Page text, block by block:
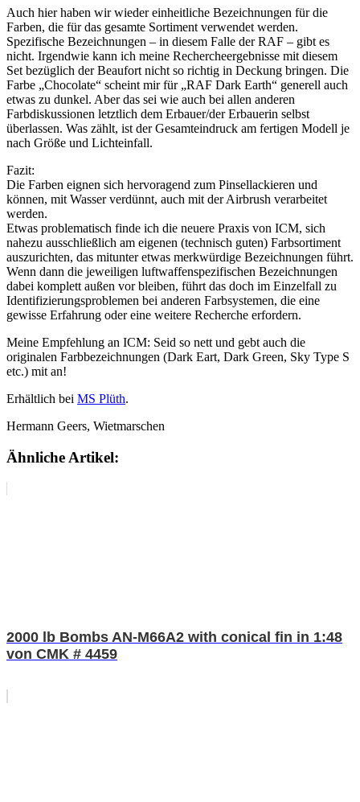
Auch hier haben wir wieder einheitliche Bezeichnungen für die
Farben, die für das gesamte Sortiment verwendet werden.
Spezifische Bezeichnungen – in diesem Falle der RAF – gibt es
nicht. Irgendwie kann ich meine Rechercheergebnisse mit diesem
Set bezüglich der Beaufort nicht so richtig in Deckung bringen. Die
Farbe „Chocolate“ scheint mir für „RAF Dark Earth“ generell auch
etwas zu dunkel. Aber das sei wie auch bei allen anderen
Farbdiskussionen letztlich dem Erbauer/der Erbauerin selbst
überlassen. Was zählt, ist der Gesamteindruck am fertigen Modell je
nach Größe und Lichteinfall.
Fazit:
Die Farben eignen sich hervoragend zum Pinsellackieren und
können, mit Wasser verdünnt, auch mit der Airbrush verarbeitet
werden.
Etwas problematisch finde ich die neuere Praxis von ICM, sich
nahezu ausschließlich am eigenen (technisch guten) Farbsortiment
auszurichten, das mitunter etwas merkwürdige Bezeichnungen führt.
Wenn dann die jeweiligen luftwaffenspezifischen Bezeichnungen
dabei komplett außen vor bleiben, führt das doch im Einzelfall zu
Identifizierungsproblemen bei anderen Farbsystemen, die eine
gewisse Erfahrung oder eine weitere Recherche erfordern.
Meine Empfehlung an ICM: Seid so nett und gebt auch die
originalen Farbbezeichnungen (Dark Eart, Dark Green, Sky Type S
etc.) mit an!
Erhältlich bei MS Plüth.
Hermann Geers, Wietmarschen
Ähnliche Artikel:
2000 lb Bombs AN-M66A2 with conical fin in 1:48
von CMK # 4459